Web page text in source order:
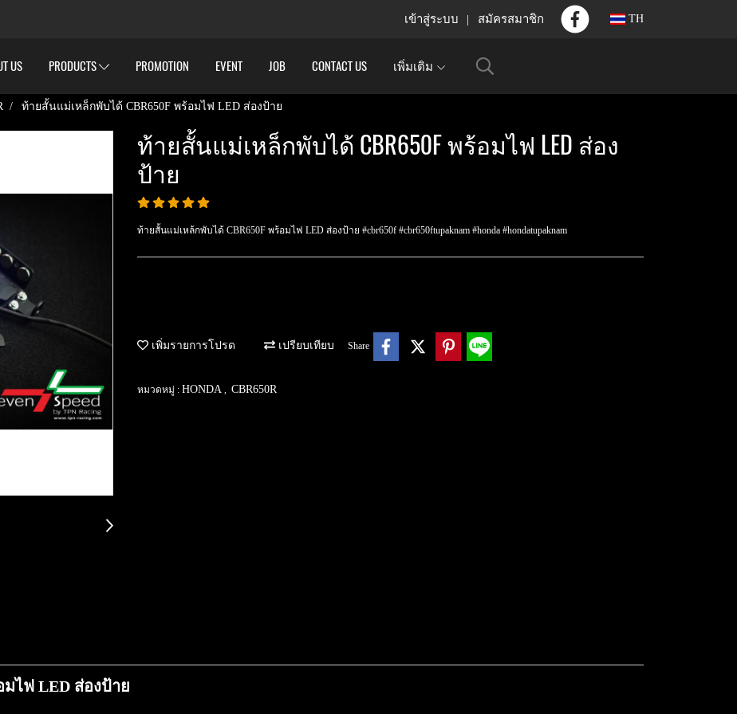
เข้าสู่ระบบ สมัครสมาชิก TH
US PRODUCTS PROMOTION EVENT JOB CONTACT US เพิ่มเติม
ท้ายสั้นแม่เหล็กพับได้ CBR650F พร้อมไฟ LED ส่องป้าย
ท้ายสั้นแม่เหล็กพับได้ CBR650F พร้อมไฟ LED ส่อง
ป้าย
ท้ายสั้นแม่เหล้กพับได้ CBR650F พร้อมไฟ LED ส่องป้าย #cbr650f #cbr650ftupaknam #honda #hondatupaknam
เพิ่มรายการโปรด เปรียบเทียบ Share
หมวดหมู่ : HONDA CBR650R
ไฟ LED ส่องป้าย